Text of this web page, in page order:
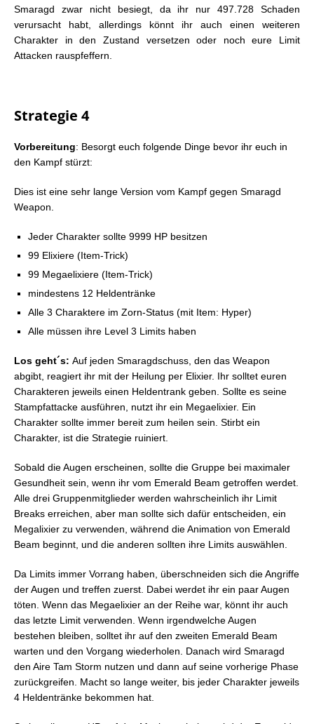
Smaragd zwar nicht besiegt, da ihr nur 497.728 Schaden
verursacht habt, allerdings könnt ihr auch einen weiteren
Charakter in den Zustand versetzen oder noch eure Limit
Attacken rauspfeffern.
Strategie 4
Vorbereitung: Besorgt euch folgende Dinge bevor ihr euch in
den Kampf stürzt:
Dies ist eine sehr lange Version vom Kampf gegen Smaragd
Weapon.
Jeder Charakter sollte 9999 HP besitzen
99 Elixiere (Item-Trick)
99 Megaelixiere (Item-Trick)
mindestens 12 Heldentränke
Alle 3 Charaktere im Zorn-Status (mit Item: Hyper)
Alle müssen ihre Level 3 Limits haben
Los geht´s: Auf jeden Smaragdschuss, den das Weapon
abgibt, reagiert ihr mit der Heilung per Elixier. Ihr solltet euren
Charakteren jeweils einen Heldentrank geben. Sollte es seine
Stampfattacke ausführen, nutzt ihr ein Megaelixier. Ein
Charakter sollte immer bereit zum heilen sein. Stirbt ein
Charakter, ist die Strategie ruiniert.
Sobald die Augen erscheinen, sollte die Gruppe bei maximaler
Gesundheit sein, wenn ihr vom Emerald Beam getroffen werdet.
Alle drei Gruppenmitglieder werden wahrscheinlich ihr Limit
Breaks erreichen, aber man sollte sich dafür entscheiden, ein
Megalixier zu verwenden, während die Animation von Emerald
Beam beginnt, und die anderen sollten ihre Limits auswählen.
Da Limits immer Vorrang haben, überschneiden sich die Angriffe
der Augen und treffen zuerst. Dabei werdet ihr ein paar Augen
töten. Wenn das Megaelixier an der Reihe war, könnt ihr auch
das letzte Limit verwenden. Wenn irgendwelche Augen
bestehen bleiben, solltet ihr auf den zweiten Emerald Beam
warten und den Vorgang wiederholen. Danach wird Smaragd
den Aire Tam Storm nutzen und dann auf seine vorherige Phase
zurückgreifen. Macht so lange weiter, bis jeder Charakter jeweils
4 Heldentränke bekommen hat.